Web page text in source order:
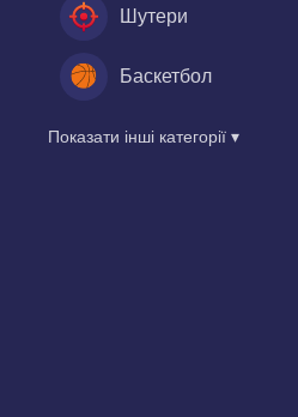
Шутери
Баскетбол
Показати інші категорії ▾